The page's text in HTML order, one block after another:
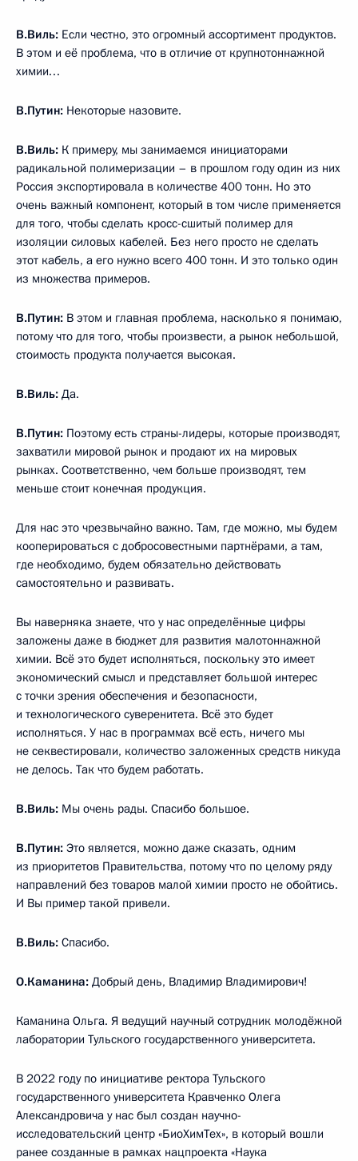
В.Виль: Если честно, это огромный ассортимент продуктов.
В этом и её проблема, что в отличие от крупнотоннажной
химии…
В.Путин: Некоторые назовите.
В.Виль: К примеру, мы занимаемся инициаторами
радикальной полимеризации – в прошлом году один из них
Россия экспортировала в количестве 400 тонн. Но это
очень важный компонент, который в том числе применяется
для того, чтобы сделать кросс-сшитый полимер для
изоляции силовых кабелей. Без него просто не сделать
этот кабель, а его нужно всего 400 тонн. И это только один
из множества примеров.
В.Путин: В этом и главная проблема, насколько я понимаю,
потому что для того, чтобы произвести, а рынок небольшой,
стоимость продукта получается высокая.
В.Виль: Да.
В.Путин: Поэтому есть страны-лидеры, которые производят,
захватили мировой рынок и продают их на мировых
рынках. Соответственно, чем больше производят, тем
меньше стоит конечная продукция.
Для нас это чрезвычайно важно. Там, где можно, мы будем
кооперироваться с добросовестными партнёрами, а там,
где необходимо, будем обязательно действовать
самостоятельно и развивать.
Вы наверняка знаете, что у нас определённые цифры
заложены даже в бюджет для развития малотоннажной
химии. Всё это будет исполняться, поскольку это имеет
экономический смысл и представляет большой интерес
с точки зрения обеспечения и безопасности,
и технологического суверенитета. Всё это будет
исполняться. У нас в программах всё есть, ничего мы
не секвестировали, количество заложенных средств никуда
не делось. Так что будем работать.
В.Виль: Мы очень рады. Спасибо большое.
В.Путин: Это является, можно даже сказать, одним
из приоритетов Правительства, потому что по целому ряду
направлений без товаров малой химии просто не обойтись.
И Вы пример такой привели.
В.Виль: Спасибо.
О.Каманина: Добрый день, Владимир Владимирович!
Каманина Ольга. Я ведущий научный сотрудник молодёжной
лаборатории Тульского государственного университета.
В 2022 году по инициативе ректора Тульского
государственного университета Кравченко Олега
Александровича у нас был создан научно-
исследовательский центр «БиоХимТех», в который вошли
ранее созданные в рамках нацпроекта «Наука